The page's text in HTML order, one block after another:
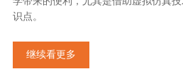
识点。
继续看更多